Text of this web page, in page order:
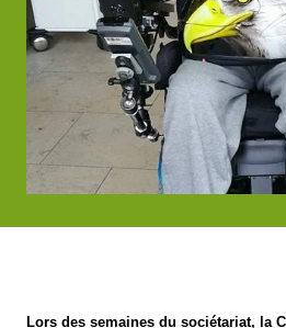
Lors des semaines du sociétariat, la